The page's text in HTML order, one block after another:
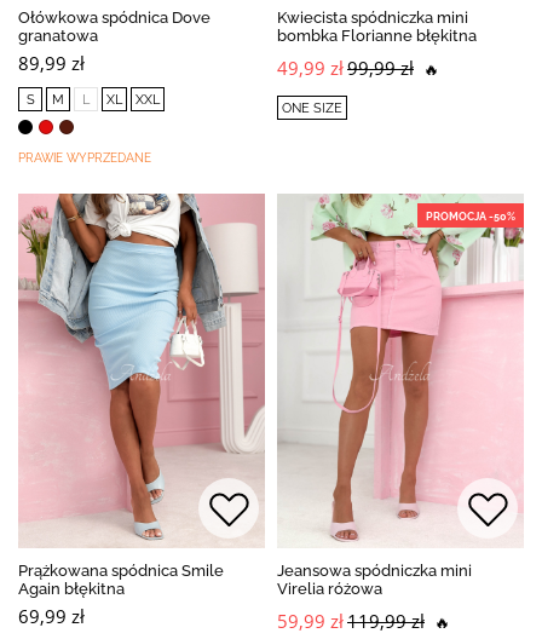
Ołówkowa spódnica Dove
granatowa
89,99 zł
S M L XL XXL
PRAWIE WYPRZEDANE
Kwiecista spódniczka mini
bombka Florianne błękitna
49,99 zł99,99 zł 🔥
ONE SIZE
Prążkowana spódnica Smile
Again błękitna
69,99 zł
PROMOCJA -50%
Jeansowa spódniczka mini
Virelia różowa
59,99 zł119,99 zł 🔥